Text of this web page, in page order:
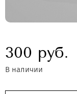
300 руб.
В наличии